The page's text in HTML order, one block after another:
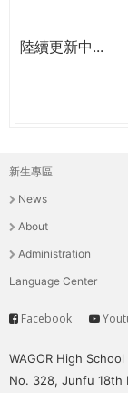
陸續更新中...
主
選
單
新生專區
News
About
Administration
Language Center
Service
Facebook
WAGOR High
No. 328, Junfu 18th